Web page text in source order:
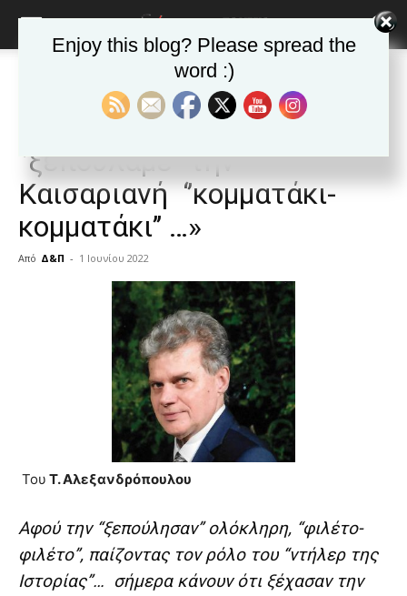
Άρθρα
Άρθρα Δημοφιλή άρθρα
«Δηλώνουμε ότι δεν
‘’ξεπουλάμε’’ την
Καισαριανή ‘’κομματάκι-
κομματάκι’’ …»
Από Δ&Π - 1 Ιουνίου 2022
you
meaning
of
pain.
pornhun
Του Τ. Αλεξανδρόπουλου
Αφού την “ξεπούλησαν” ολόκληρη, “φιλέτο-
φιλέτο”, παίζοντας τον ρόλο του “ντήλερ της
Ιστορίας”… σήμερα κάνουν ότι ξέχασαν την
Enjoy this blog? Please spread the
word :)